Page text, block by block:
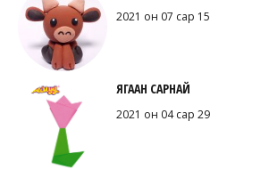
2021 он 07 сар 15
ЯГААН САРНАЙ
2021 он 04 сар 29